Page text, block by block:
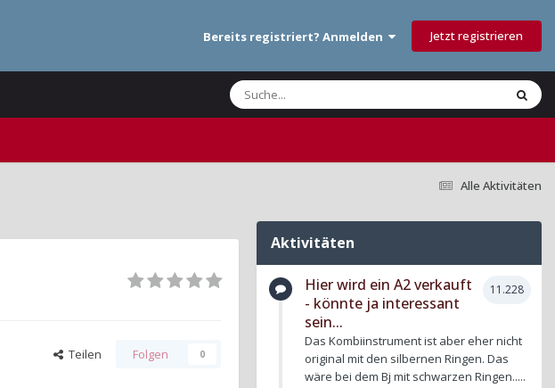
Bereits registriert? Anmelden Jetzt registrieren
Alle Aktivitäten
Teilen Folgen 0
Aktivitäten
11.228
Hier wird ein A2 verkauft
- könnte ja interessant
sein...
Das Kombiinstrument ist aber eher nicht
original mit den silbernen Ringen. Das
wäre bei dem Bj mit schwarzen Ringen.....